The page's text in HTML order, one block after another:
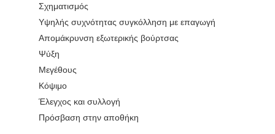
Σχηματισμός
Υψηλής συχνότητας συγκόλληση με επαγωγή
Απομάκρυνση εξωτερικής βούρτσας
Ψύξη
Μεγέθους
Κόψιμο
Έλεγχος και συλλογή
Πρόσβαση στην αποθήκη